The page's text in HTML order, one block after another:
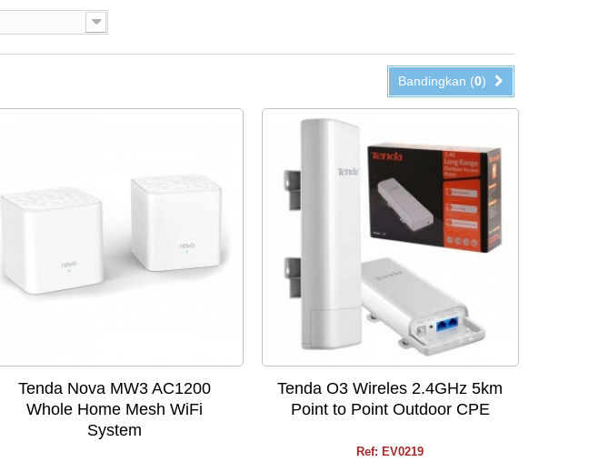
Bandingkan (0)
Tenda Nova MW3 AC1200
Whole Home Mesh WiFi
System
Tenda O3 Wireles 2.4GHz 5km
Point to Point Outdoor CPE
Ref: EV0219